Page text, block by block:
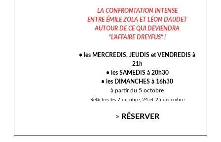
LA CONFRONTATION INTENSE
ENTRE ÉMILE ZOLA ET LÉON DAUDET
AUTOUR DE CE QUI DEVIENDRA
"L'AFFAIRE DREYFUS" !
• les MERCREDIS, JEUDIS et VENDREDIS à
21h
• les SAMEDIS à 20h30
• les DIMANCHES à 16h30
à partir du 5 octobre
Relâches les 7 octobre, 24 et 25 décembre
> RÉSERVER